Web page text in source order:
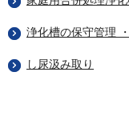
浄化槽の保守管理
し尿汲み取り